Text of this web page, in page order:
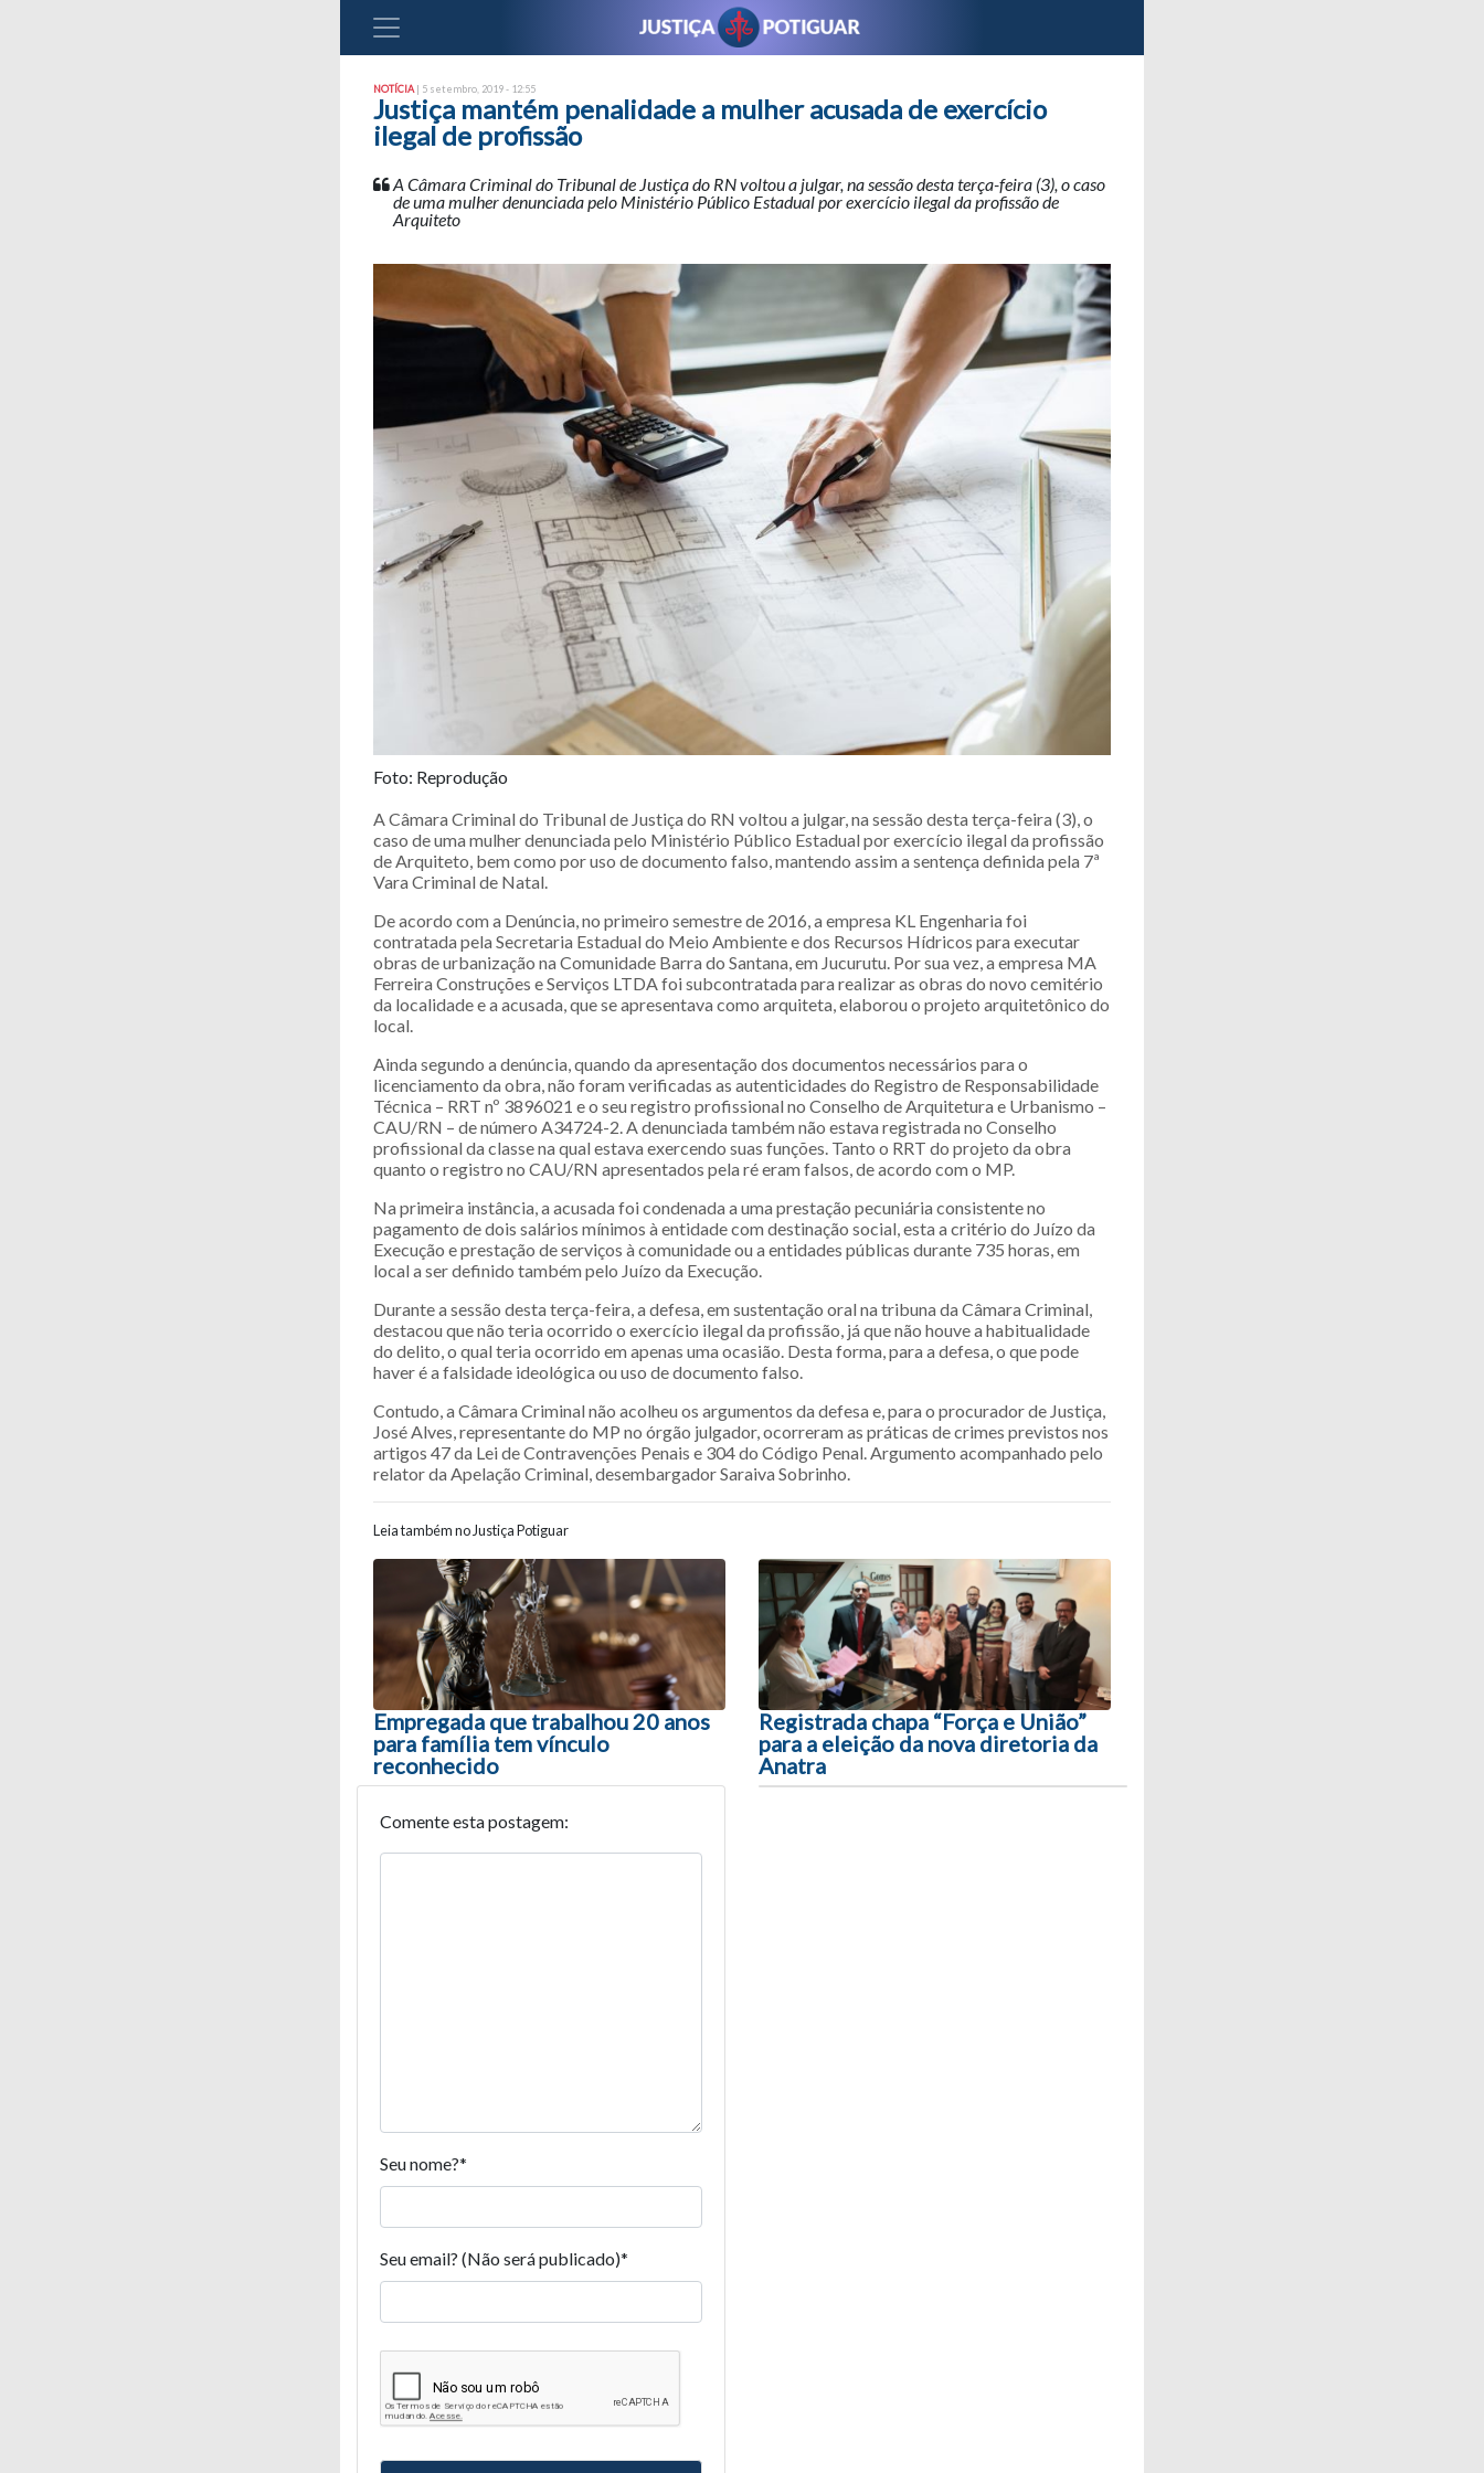
NOTÍCIA | 5 setembro, 2019 - 12:55
Justiça mantém penalidade a mulher acusada de exercício
ilegal de profissão
A Câmara Criminal do Tribunal de Justiça do RN voltou a julgar, na sessão desta terça-feira (3), o caso
de uma mulher denunciada pelo Ministério Público Estadual por exercício ilegal da profissão de
Arquiteto
Foto: Reprodução
A Câmara Criminal do Tribunal de Justiça do RN voltou a julgar, na sessão desta terça-feira (3), o
caso de uma mulher denunciada pelo Ministério Público Estadual por exercício ilegal da profissão
de Arquiteto, bem como por uso de documento falso, mantendo assim a sentença definida pela 7ª
Vara Criminal de Natal.
De acordo com a Denúncia, no primeiro semestre de 2016, a empresa KL Engenharia foi
contratada pela Secretaria Estadual do Meio Ambiente e dos Recursos Hídricos para executar
obras de urbanização na Comunidade Barra do Santana, em Jucurutu. Por sua vez, a empresa MA
Ferreira Construções e Serviços LTDA foi subcontratada para realizar as obras do novo cemitério
da localidade e a acusada, que se apresentava como arquiteta, elaborou o projeto arquitetônico do
local.
Ainda segundo a denúncia, quando da apresentação dos documentos necessários para o
licenciamento da obra, não foram verificadas as autenticidades do Registro de Responsabilidade
Técnica – RRT nº 3896021 e o seu registro profissional no Conselho de Arquitetura e Urbanismo –
CAU/RN – de número A34724-2. A denunciada também não estava registrada no Conselho
profissional da classe na qual estava exercendo suas funções. Tanto o RRT do projeto da obra
quanto o registro no CAU/RN apresentados pela ré eram falsos, de acordo com o MP.
Na primeira instância, a acusada foi condenada a uma prestação pecuniária consistente no
pagamento de dois salários mínimos à entidade com destinação social, esta a critério do Juízo da
Execução e prestação de serviços à comunidade ou a entidades públicas durante 735 horas, em
local a ser definido também pelo Juízo da Execução.
Durante a sessão desta terça-feira, a defesa, em sustentação oral na tribuna da Câmara Criminal,
destacou que não teria ocorrido o exercício ilegal da profissão, já que não houve a habitualidade
do delito, o qual teria ocorrido em apenas uma ocasião. Desta forma, para a defesa, o que pode
haver é a falsidade ideológica ou uso de documento falso.
Contudo, a Câmara Criminal não acolheu os argumentos da defesa e, para o procurador de Justiça,
José Alves, representante do MP no órgão julgador, ocorreram as práticas de crimes previstos nos
artigos 47 da Lei de Contravenções Penais e 304 do Código Penal. Argumento acompanhado pelo
relator da Apelação Criminal, desembargador Saraiva Sobrinho.
Leia também no Justiça Potiguar
Navegação entre posts
Empregada que trabalhou 20 anos
para família tem vínculo
reconhecido
Registrada chapa “Força e União”
para a eleição da nova diretoria da
Anatra
Comente esta postagem:
Seu nome?*
Seu email? (Não será publicado)*